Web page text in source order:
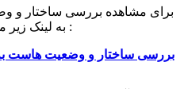
برای مشاهده بررسی ساختار
تر در سی پنل cPanel به لینک زیر مراجعه کنید :
بررسی ساختار و وضعیت هاست